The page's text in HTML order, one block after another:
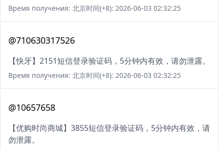
Время получения: 北京时间(+8): 2026-06-03 02:32:25
@710630317526
【快牙】2151短信登录验证码，5分钟内有效，请勿泄露。
Время получения: 北京时间(+8): 2026-06-03 02:32:25
@10657658
【优购时尚商城】3855短信登录验证码，5分钟内有效，请
勿泄露。